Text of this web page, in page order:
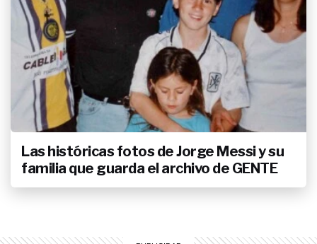
Las históricas fotos de Jorge Messi y su
familia que guarda el archivo de GENTE